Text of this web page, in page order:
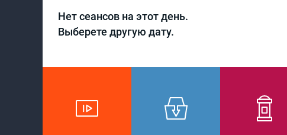
Нет сеансов на этот день.
Выберете другую дату.